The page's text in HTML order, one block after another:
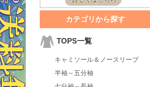
カテゴリから探す
TOPS一覧
キャミソール＆ノースリーブ
半袖～五分袖